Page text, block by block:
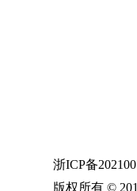
浙ICP备
版权所有 ©